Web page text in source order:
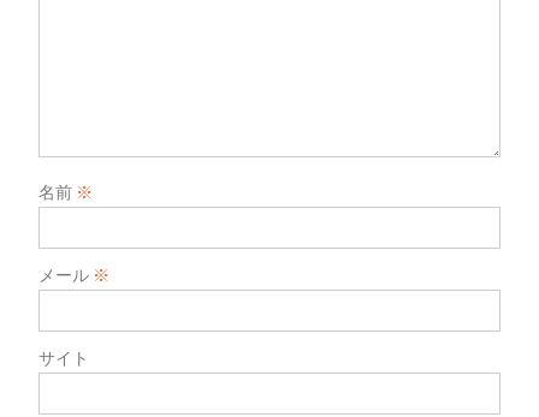
名前 ※
メール ※
サイト